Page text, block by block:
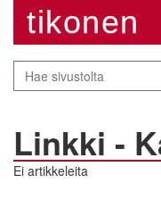
tikonen
Hae
sivustolta
Linkki -
Ei artikkeleita